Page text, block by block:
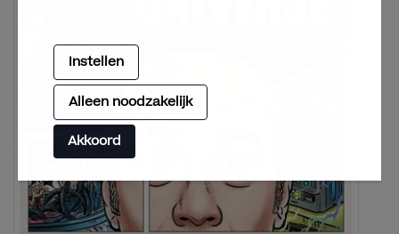
Instellen
Alleen noodzakelijk
Akkoord